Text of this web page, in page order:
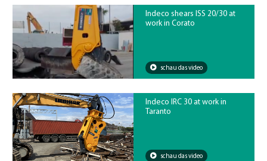
Indeco shears ISS 20/30 at
work in Corato
schau das video
Indeco IRC 30 at work in
Taranto
schau das video